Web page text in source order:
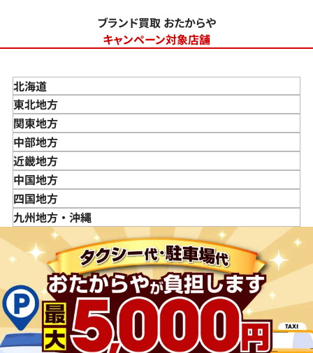
ブランド買取 おたからや
キャンペーン対象店舗
北海道
東北地方
青森県
岩手県
宮城県
秋田県
山形県
福島県
関東地方
東京都
神奈川県
埼玉県
千葉県
茨城県
栃木県
群馬県
中部地方
新潟県
富山県
石川県
山梨県
長野県
岐阜県
静岡県
愛知県
近畿地方
三重県
滋賀県
京都府
兵庫県
奈良県
和歌山県
中国地方
鳥取県
島根県
広島県
山口県
四国地方
徳島県
愛媛県
九州地方・沖縄
佐賀県
長崎県
熊本県
大分県
宮崎県
鹿児島県